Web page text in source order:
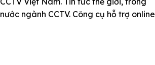
nước ngành CCTV. Công cụ hỗ trợ online